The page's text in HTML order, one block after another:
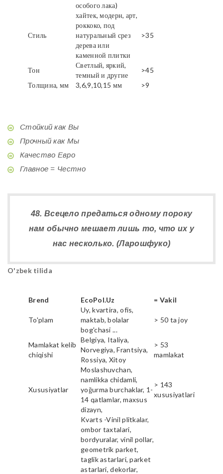
особого лака)
Стиль
хайтек, модерн, арт,
роккоко, под
натуральный срез
дерева или
каменной плитки
>35
Тон
Светлый, яркий,
темный и другие
>45
Толщина, мм
3,6,9,10,15 мм >9
Стойкий как Вы
Прочный как Мы
Качество Евро
Главное = Честно
48. Всецело предаться одному пороку
нам обычно мешает лишь то, что их у
нас несколько. (Ларошфуко)
O'zbek tilida
Brend EcoPol.Uz = Vakil
To'plam
Uy, kvartira, ofis,
maktab, bolalar
bog'chasi ...
> 50 ta joy
Mamlakat kelib
chiqishi
Belgiya, Italiya,
Norvegiya, Frantsiya,
Rossiya, Xitoy
> 53
mamlakat
Xususiyatlar
Moslashuvchan,
namlikka chidamli,
yoğurma burchaklar, 1-
14 qatlamlar, maxsus
dizayn,
> 143
xususiyatlari
Kvarts -Vinil plitkalar,
ombor taxtalari,
bordyuralar, vinil pollar,
geometrik parket,
taglik astarlari, parket
astarlari, dekorlar,